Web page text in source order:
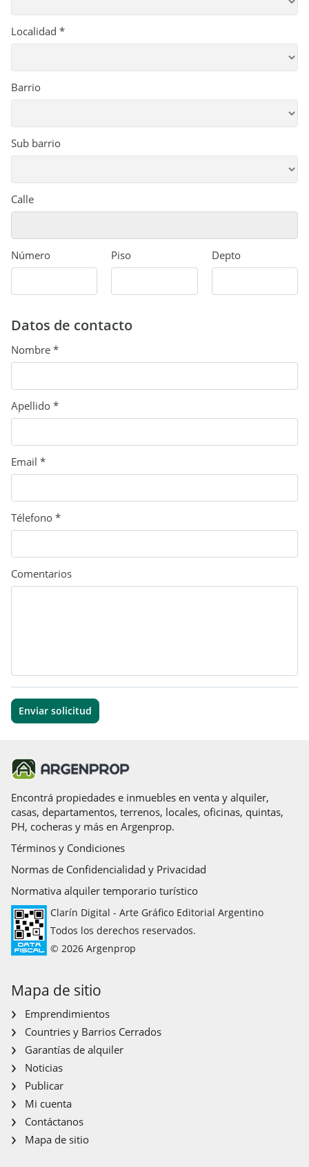
Localidad *
Barrio
Sub barrio
Calle
Número Piso Depto
Datos de contacto
Nombre *
Apellido *
Comentarios
Email *
Télefono *
Enviar solicitud
Encontrá propiedades e inmuebles en venta y alquiler,
casas, departamentos, terrenos, locales, oficinas, quintas,
PH, cocheras y más en Argenprop.
Términos y Condiciones
Normas de Confidencialidad y Privacidad
Normativa alquiler temporario turístico
Clarín Digital - Arte Gráfico Editorial Argentino
Todos los derechos reservados.
© 2026 Argenprop
Mapa de sitio
Emprendimientos
Countries y Barrios Cerrados
Garantías de alquiler
Noticias
Publicar
Mi cuenta
Contáctanos
Mapa de sitio